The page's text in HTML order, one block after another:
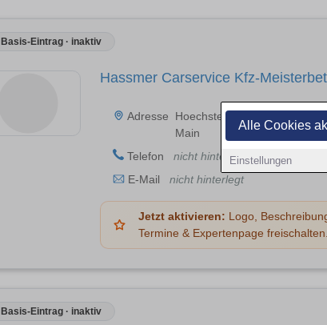
Alle Cookies
Einstellungen
Basis-Eintrag · inaktiv
Hassmer Carservice Kfz-
Adresse
Hoechster-Farben-Str. 2,
Main
Telefon
nicht hinterlegt
E-Mail
nicht hinterlegt
Jetzt aktivieren: Logo,
Termine & Expertenpage freischalten.
Basis-Eintrag · inaktiv